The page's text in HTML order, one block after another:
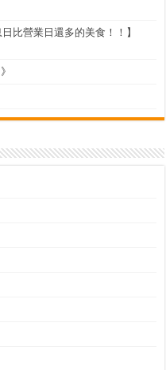
比營業日還多的美食！！】
》